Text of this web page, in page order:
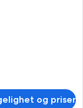
og priser